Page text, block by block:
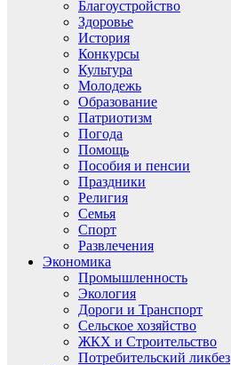
Благоустройство
Здоровье
История
Конкурсы
Культура
Молодежь
Образование
Патриотизм
Погода
Помощь
Пособия и пенсии
Праздники
Религия
Семья
Спорт
Развлечения
Экономика
Промышленность
Экология
Дороги и Транспорт
Сельское хозяйство
ЖКХ и Строительство
Потребительский ликбез